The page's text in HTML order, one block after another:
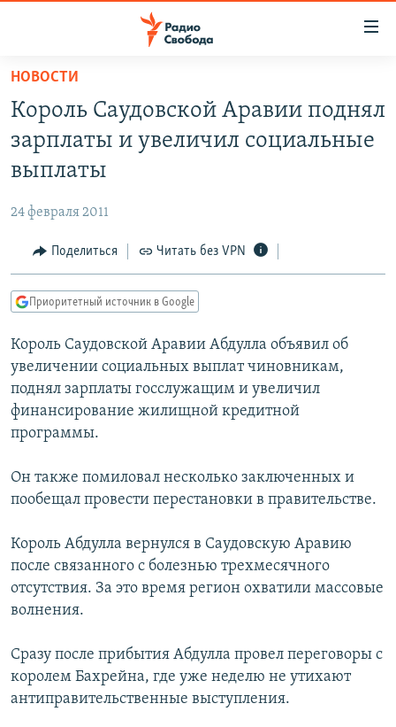
упрощенного
доступа
основному
Вернутся
Вернутся
поиску
ПОДКАСТЫ
АВТОРСКИЕ ПРОЕКТЫ
МНЕНИЯ
КУЛЬТУРА
КАВКАЗ.РЕАЛИИ
СЕВЕР.РЕАЛИИ
СИБИРЬ.РЕАЛИИ
РАСПИСАНИЕ ВЕЩАНИЯ
ПОДПИШИТЕСЬ НА РАССЫЛКУ
СОЦИАЛЬНЫЕ СЕТИ
Все сайты РСЕ/РС
НОВОСТИ
Король Саудовской Аравии поднял
зарплаты и увеличил социальные
выплаты
24 февраля 2011
Поделиться Читать без VPN
Приоритетный источник в Google
Король Саудовской Аравии Абдулла объявил об
увеличении социальных выплат чиновникам,
поднял зарплаты госслужащим и увеличил
финансирование жилищной кредитной
программы.
Он также помиловал несколько заключенных и
пообещал провести перестановки в правительстве.
Король Абдулла вернулся в Саудовскую Аравию
после связанного с болезнью трехмесячного
отсутствия. За это время регион охватили массовые
волнения.
Сразу после прибытия Абдулла провел переговоры с
королем Бахрейна, где уже неделю не утихают
антиправительственные выступления.